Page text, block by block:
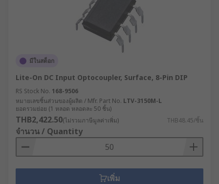
Other applications include: factory machinery,
medical equipment, scoreboards, retail displays,
exhibitions, and road signage. There is also a
range of accessories to use with displays such as
controllers, drivers, cables and bezels.
มีในสต็อก
Lite-On DC Input Optocoupler, Surface, 8-Pin DIP
RS Stock No. 168-9506
หมายเลขชิ้นส่วนของผู้ผลิต / Mfr. Part No. LTV-3150M-L
ยอดรวมย่อย (1 หลอด หลอดละ 50 ชิ้น)
THB2,422.50(ไม่รวมภาษีมูลค่าเพิ่ม) THB48.45/ชิ้น
จำนวน / Quantity
เพิ่ม